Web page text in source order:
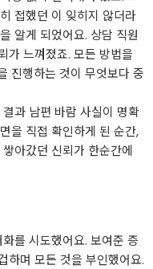
접했던 이 잊히지 않더라
알게 되었어요. 상담 직원
가 느껴졌죠. 모든 방법을
진행하는 것이 무엇보다 중
과 남편 바람 사실이 명확
을 직접 확인하게 된 순간,
아갔던 신뢰가 한순간에
를 시도했어요. 보여준 증
하며 모든 것을 부인했어요.